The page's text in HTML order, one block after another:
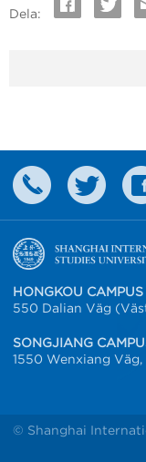
Dela:
HONGKOU CAMPUS
550 Dalian Väg
SONGJIANG
1550 Wenxiang
© Shanghai